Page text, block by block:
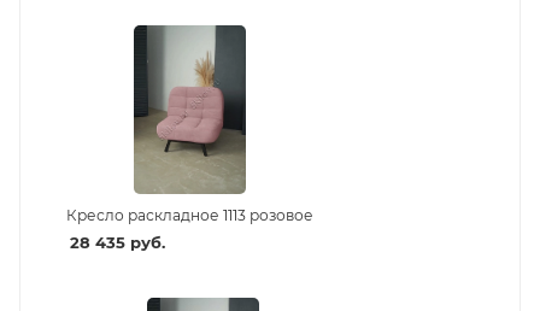
Кресло раскладное 1113 розовое
28 435руб.